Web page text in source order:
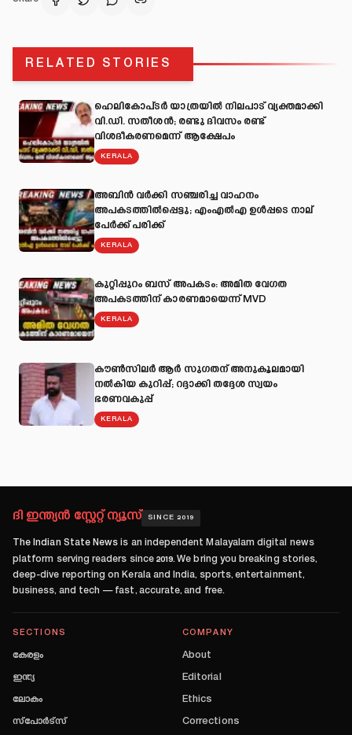
RELATED STORIES
ഹെലികോപ്ടർ യാത്രയിൽ നിലപാട് വ്യക്തമാക്കി
വി.ഡി. സതീശൻ; രണ്ടു ദിവസം രണ്ട്
വിശദീകരണമെന്ന് ആക്ഷേപം
KERALA
അബിന്‍ വര്‍ക്കി സഞ്ചരിച്ച വാഹനം
അപകടത്തില്‍പ്പെട്ടു; എംഎല്‍എ ഉള്‍പ്പടെ നാല്
പേര്‍ക്ക് പരിക്ക്
KERALA
കുറ്റിപ്പുറം ബസ് അപകടം: അമിത വേഗത
അപകടത്തിന് കാരണമായെന്ന് MVD
KERALA
കൗൺസിലർ ആർ സുഗതന് അനുകൂലമായി
നല്‍കിയ കുറിപ്പ്; റദ്ദാക്കി തദ്ദേശ സ്വയം
ഭരണവകുപ്പ്
KERALA
ദി ഇന്ത്യൻ സ്റ്റേറ്റ് ന്യൂസ് SINCE 2019
The Indian State News is an independent Malayalam digital news
platform serving readers since 2019. We bring you breaking stories,
deep-dive reporting on Kerala and India, sports, entertainment,
business, and tech — fast, accurate, and free.
SECTIONS
കേരളം
ഇന്ത്യ
ലോകം
സ്പോർട്സ്
COMPANY
About
Editorial
Ethics
Corrections